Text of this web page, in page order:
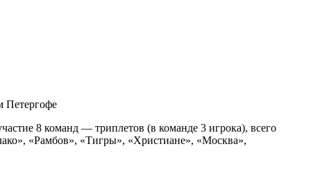
Петергофе
8 команд — триплетов (в команде 3 игрока), всего
«Рамбов», «Тигры», «Христиане», «Москва»,